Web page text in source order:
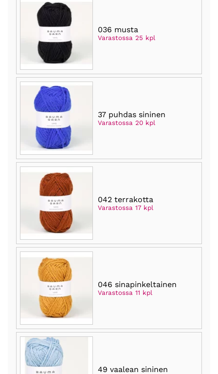
036 musta
Varastossa 25 kpl
37 puhdas sininen
Varastossa 20 kpl
042 terrakotta
Varastossa 17 kpl
046 sinapinkeltainen
Varastossa 11 kpl
49 vaalean sininen